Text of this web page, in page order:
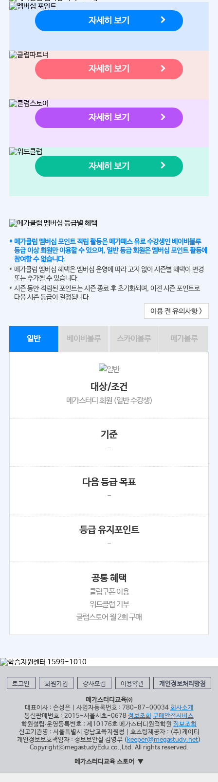
자세히 보기
자세히 보기
자세히 보기
자세히 보기
메가클럽 멤버십 포인트 적립 활동은 메가패스 유료 수강생인 베이비블루
등급 이상 회원만 이용할 수 있으며, 일반 등급 회원은 멤버십 포인트 활동에
참여할 수 없습니다.
메가클럽 멤버십 혜택은 멤버십 운영에 따라 고지 없이 시즌별 혜택이 변경
또는 추가될 수 있습니다.
시즌 동안 적립된 포인트는 시즌 종료 후 초기화되며, 이전 시즌 포인트로
다음 시즌 등급이 결정됩니다.
이용 전 유의사항 >
일반 베이비블루 스카이블루 메가블루
대상/조건
메가스터디 회원 (일반 수강생)
기준
-
다음 등급 목표
-
등급 유지포인트
-
공통 혜택
클럽쿠폰 이용
위드클럽 기부
클럽스토어 월 2회 구매
로그인 회원가입 강사모집 이용약관 개인정보처리방침
메가스터디교육㈜
대표이사 : 손성은 | 사업자등록번호 : 780-87-00034 회사소개
통신판매번호 : 2015-서울서초-0678 정보조회 구매안전서비스
학원설립∙운영등록번호 : 제10176호 메가스터디원격학원 정보조회
신고기관명 : 서울특별시 강남교육지원청 | 호스팅제공자 : (주)케이티
개인정보보호책임자 : 정보보안실 김영무 ( keeper@megastudy.net)
CopyrightⓒmegastudyEdu.co.,Ltd. All rights reserved.
메가스터디교육 스토어